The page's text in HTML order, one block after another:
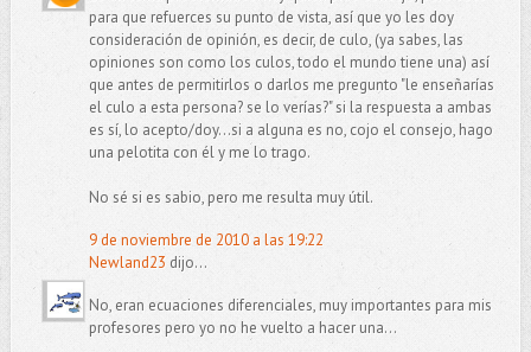
para que refuerces su punto de vista, así que yo les doy
consideración de opinión, es decir, de culo, (ya sabes, las
opiniones son como los culos, todo el mundo tiene una) así
que antes de permitirlos o darlos me pregunto "le enseñarías
el culo a esta persona? se lo verías?" si la respuesta a ambas
es sí, lo acepto/doy...si a alguna es no, cojo el consejo, hago
una pelotita con él y me lo trago.
No sé si es sabio, pero me resulta muy útil.
9 de noviembre de 2010 a las 19:22
Newland23 dijo...
No, eran ecuaciones diferenciales, muy importantes para mis
profesores pero yo no he vuelto a hacer una...